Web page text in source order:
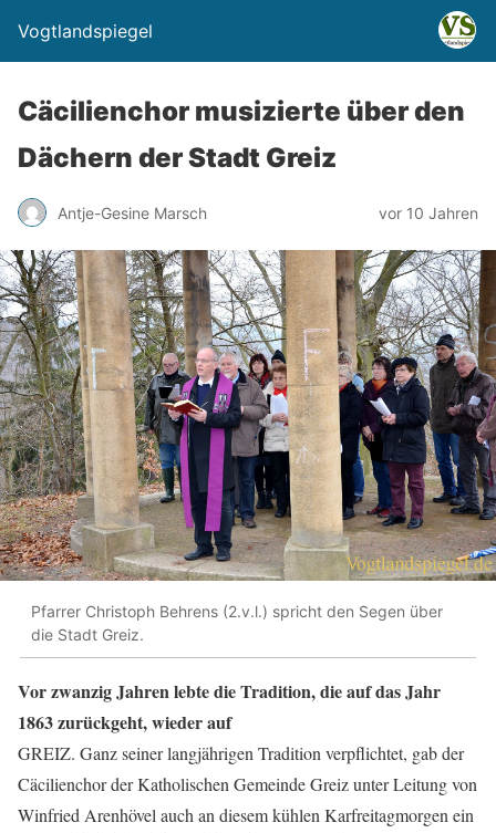
Vogtlandspiegel
Cäcilienchor musizierte über den
Dächern der Stadt Greiz
Antje-Gesine Marsch vor 10 Jahren
Pfarrer Christoph Behrens (2.v.l.) spricht den Segen über
die Stadt Greiz.
Vor zwanzig Jahren lebte die Tradition, die auf das Jahr
1863 zurückgeht, wieder auf
GREIZ. Ganz seiner langjährigen Tradition verpflichtet, gab der
Cäcilienchor der Katholischen Gemeinde Greiz unter Leitung von
Winfried Arenhövel auch an diesem kühlen Karfreitagmorgen ein